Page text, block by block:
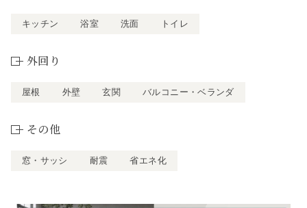
キッチン 浴室 洗面 トイレ
外回り
屋根 外壁 玄関 バルコニー・ベランダ
その他
窓・サッシ 耐震 省エネ化